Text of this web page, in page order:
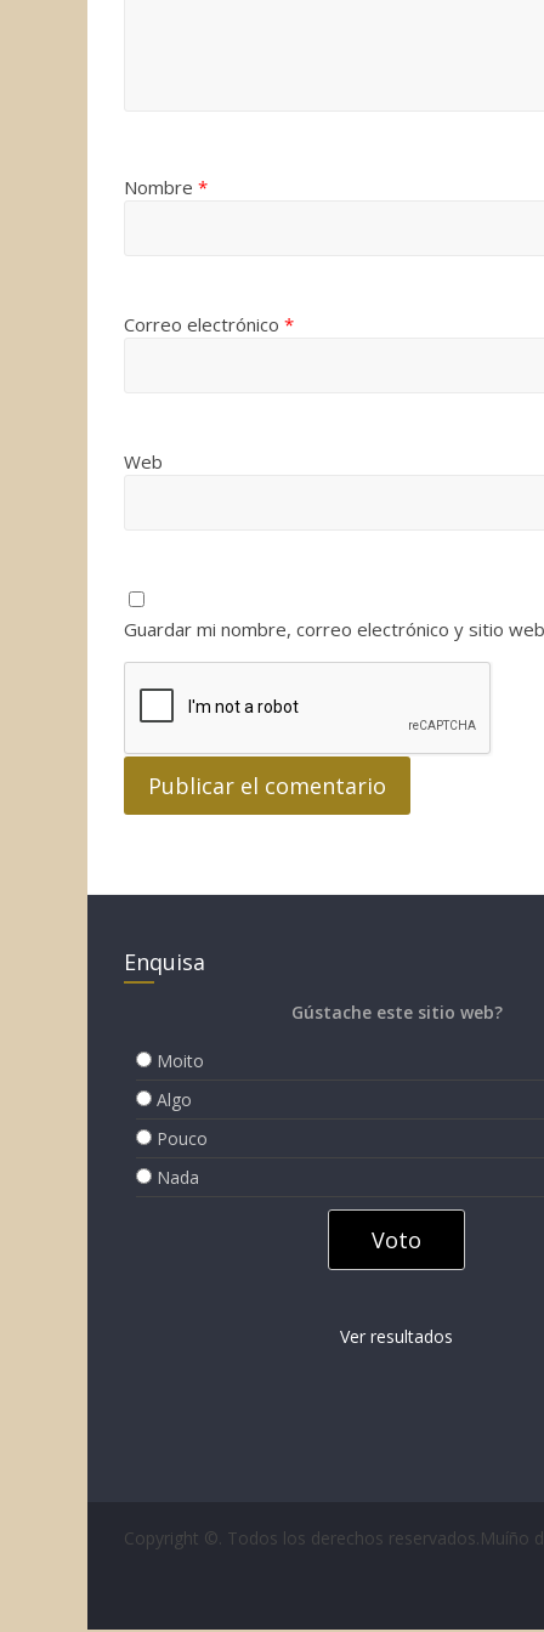
Nombre *
Correo electrónico *
Web
Guardar mi nombre, correo electrónico y sitio
Enquisa
Gústache este sitio web?
Moito
Algo
Pouco
Nada
Ver resultados